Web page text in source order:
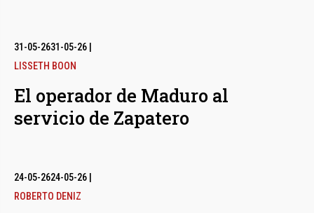
31-05-2631-05-26
LISSETH BOON
El operador de Maduro al
servicio de Zapatero
24-05-2624-05-26
ROBERTO DENIZ